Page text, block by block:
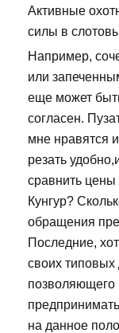
Активные
силы в
Например,
или
еще может
согласен.
мне нравятся
резать
сравнить
Кунгур?
обращения
Последние,
своих типовых
позволяющего
на данное